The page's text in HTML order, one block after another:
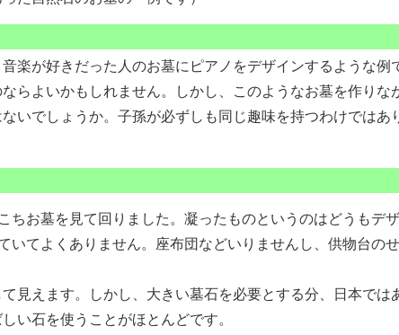
楽が好きだった人のお墓にピアノをデザインするような例
らよいかもしれません。しかし、このようなお墓を作りな
いでしょうか。子孫が必ずしも同じ趣味を持つわけではあ
ちお墓を見て回りました。凝ったものというのはどうもデ
いてよくありません。座布団などいりませんし、供物台のせ
見えます。しかし、大きい墓石を必要とする分、日本では
い石を使うことがほとんどです。